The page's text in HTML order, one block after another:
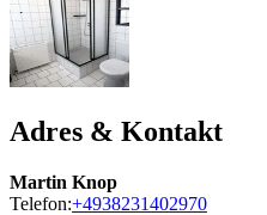
Adres & Kontakt
Martin Knop
Telefon:+4938231402970